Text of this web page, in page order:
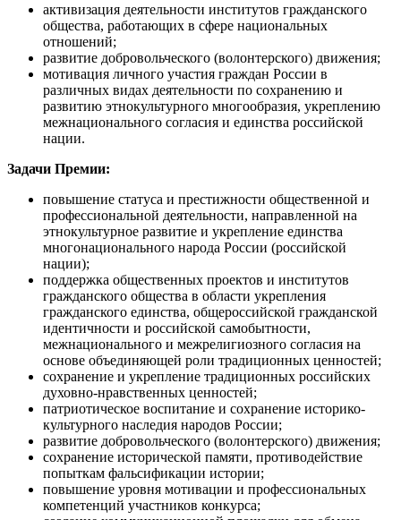
активизация деятельности институтов гражданского
общества, работающих в сфере национальных
отношений;
развитие добровольческого (волонтерского) движения;
мотивация личного участия граждан России в
различных видах деятельности по сохранению и
развитию этнокультурного многообразия, укреплению
межнационального согласия и единства российской
нации.
Задачи Премии:
повышение статуса и престижности общественной и
профессиональной деятельности, направленной на
этнокультурное развитие и укрепление единства
многонационального народа России (российской
нации);
поддержка общественных проектов и институтов
гражданского общества в области укрепления
гражданского единства, общероссийской гражданской
идентичности и российской самобытности,
межнационального и межрелигиозного согласия на
основе объединяющей роли традиционных ценностей;
сохранение и укрепление традиционных российских
духовно-нравственных ценностей;
патриотическое воспитание и сохранение историко-
культурного наследия народов России;
развитие добровольческого (волонтерского) движения;
сохранение исторической памяти, противодействие
попыткам фальсификации истории;
повышение уровня мотивации и профессиональных
компетенций участников конкурса;